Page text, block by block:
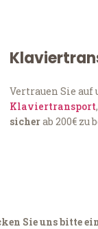
Vertrauen Sie auf
Klaviertransport
sicherab 200€ zu
Sie uns bitte